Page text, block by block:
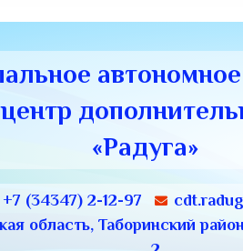
«Радуга»
+7 (34347) 2-12-97
область, Таборинский